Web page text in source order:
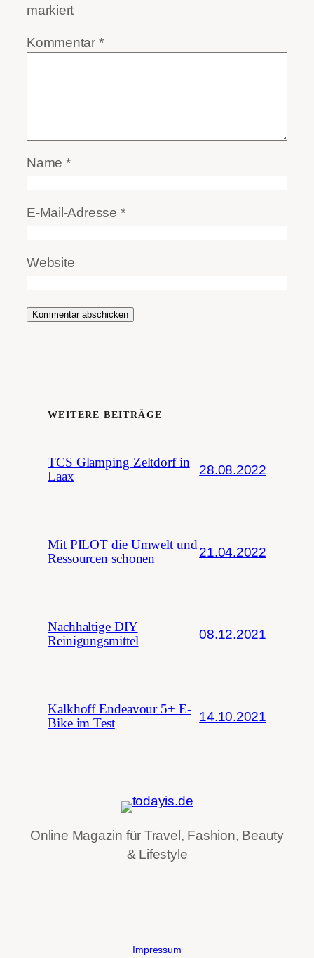
markiert
Kommentar *
Name *
E-Mail-Adresse *
Website
WEITERE BEITRÄGE
TCS Glamping Zeltdorf in
Laax
28.08.2022
Mit PILOT die Umwelt und
Ressourcen schonen
21.04.2022
Nachhaltige DIY
Reinigungsmittel
08.12.2021
Kalkhoff Endeavour 5+ E-
Bike im Test
14.10.2021
Online Magazin für Travel, Fashion, Beauty
& Lifestyle
Impressum